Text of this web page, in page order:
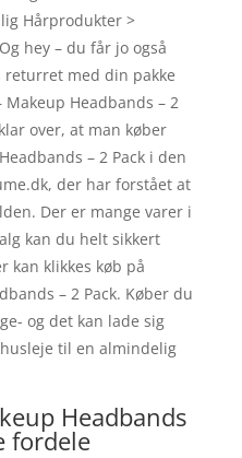
Hårprodukter >
hey – du får jo også
returret med din pakke
Headbands – 2
over, at man køber
– 2 Pack i den
der har forstået at
Der er mange varer i
kan du helt sikkert
kan klikkes køb på
– 2 Pack. Køber du
og det kan lade sig
til en almindelig
Headbands
fordele